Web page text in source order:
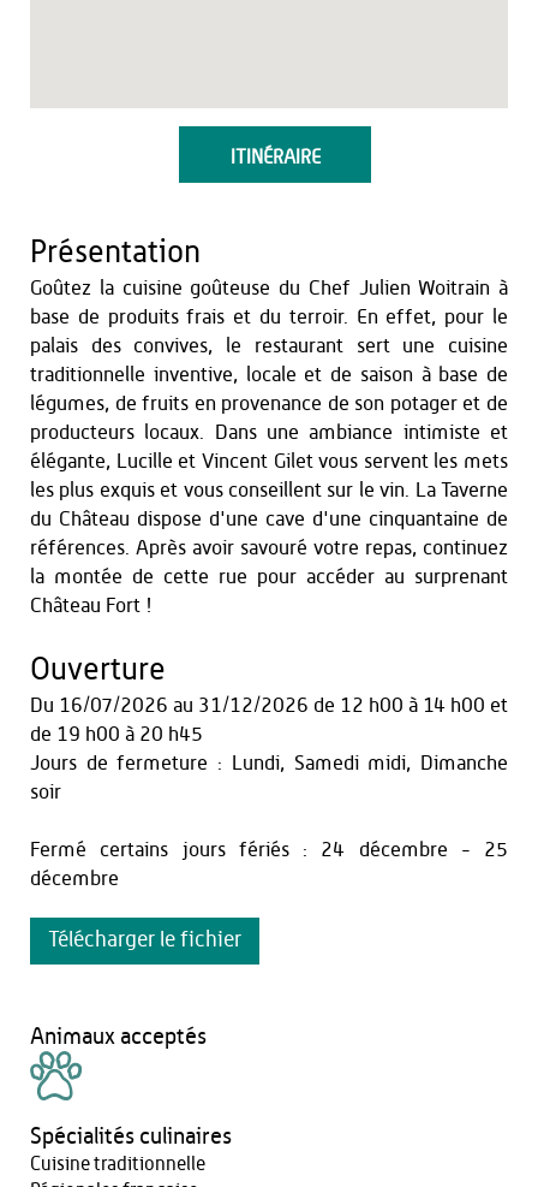
ITINÉRAIRE
Présentation
Goûtez la cuisine goûteuse du Chef Julien Woitrain à
base de produits frais et du terroir. En effet, pour le
palais des convives, le restaurant sert une cuisine
traditionnelle inventive, locale et de saison à base de
légumes, de fruits en provenance de son potager et de
producteurs locaux. Dans une ambiance intimiste et
élégante, Lucille et Vincent Gilet vous servent les mets
les plus exquis et vous conseillent sur le vin. La Taverne
du Château dispose d'une cave d'une cinquantaine de
références. Après avoir savouré votre repas, continuez
la montée de cette rue pour accéder au surprenant
Château Fort !
Ouverture
Du 16/07/2026 au 31/12/2026 de 12 h00 à 14 h00 et
de 19 h00 à 20 h45
Jours de fermeture : Lundi, Samedi midi, Dimanche
soir
Fermé certains jours fériés : 24 décembre - 25
décembre
Télécharger le fichier
Animaux acceptés
Spécialités culinaires
Cuisine traditionnelle